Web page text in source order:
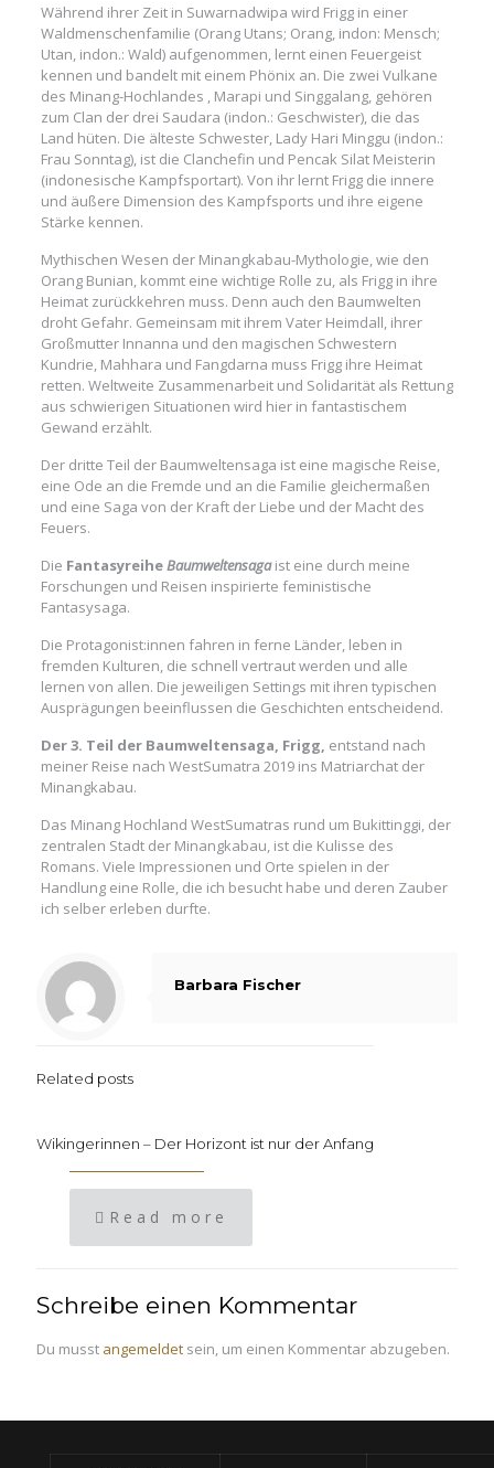
Während ihrer Zeit in Suwarnadwipa wird Frigg in einer
Waldmenschenfamilie (Orang Utans; Orang, indon: Mensch;
Utan, indon.: Wald) aufgenommen, lernt einen Feuergeist
kennen und bandelt mit einem Phönix an. Die zwei Vulkane
des Minang-Hochlandes , Marapi und Singgalang, gehören
zum Clan der drei Saudara (indon.: Geschwister), die das
Land hüten. Die älteste Schwester, Lady Hari Minggu (indon.:
Frau Sonntag), ist die Clanchefin und Pencak Silat Meisterin
(indonesische Kampfsportart). Von ihr lernt Frigg die innere
und äußere Dimension des Kampfsports und ihre eigene
Stärke kennen.
Mythischen Wesen der Minangkabau-Mythologie, wie den
Orang Bunian, kommt eine wichtige Rolle zu, als Frigg in ihre
Heimat zurückkehren muss. Denn auch den Baumwelten
droht Gefahr. Gemeinsam mit ihrem Vater Heimdall, ihrer
Großmutter Innanna und den magischen Schwestern
Kundrie, Mahhara und Fangdarna muss Frigg ihre Heimat
retten. Weltweite Zusammenarbeit und Solidarität als Rettung
aus schwierigen Situationen wird hier in fantastischem
Gewand erzählt.
Der dritte Teil der Baumweltensaga ist eine magische Reise,
eine Ode an die Fremde und an die Familie gleichermaßen
und eine Saga von der Kraft der Liebe und der Macht des
Feuers.
Die FantasyreiheBaumweltensaga ist eine durch meine
Forschungen und Reisen inspirierte feministische
Fantasysaga.
Die Protagonist:innen fahren in ferne Länder, leben in
fremden Kulturen, die schnell vertraut werden und alle
lernen von allen. Die jeweiligen Settings mit ihren typischen
Ausprägungen beeinflussen die Geschichten entscheidend.
Der 3. Teil der Baumweltensaga, Frigg, entstand nach
meiner Reise nach WestSumatra 2019 ins Matriarchat der
Minangkabau.
Das Minang Hochland WestSumatras rund um Bukittinggi, der
zentralen Stadt der Minangkabau, ist die Kulisse des
Romans. Viele Impressionen und Orte spielen in der
Handlung eine Rolle, die ich besucht habe und deren Zauber
ich selber erleben durfte.
Barbara Fischer
Related posts
Wikingerinnen – Der Horizont ist nur der Anfang
Read more
Schreibe einen Kommentar
Du musst angemeldet sein, um einen Kommentar abzugeben.